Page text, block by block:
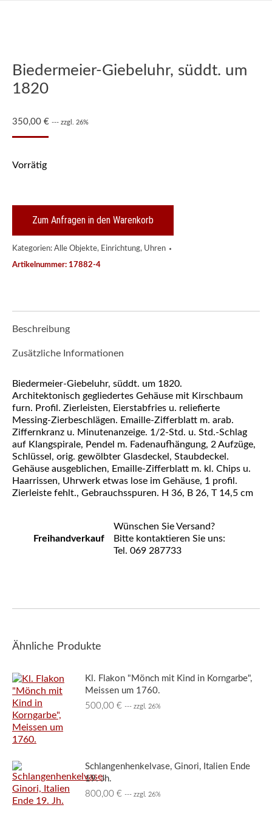
Biedermeier-Giebeluhr, süddt. um
1820
350,00 € --- zzgl. 26%
Vorrätig
Zum Anfragen in den Warenkorb
Kategorien: Alle Objekte, Einrichtung, Uhren
Artikelnummer: 17882-4
Beschreibung
Zusätzliche Informationen
Biedermeier-Giebeluhr, süddt. um 1820.
Architektonisch gegliedertes Gehäuse mit Kirschbaum
furn. Profil. Zierleisten, Eierstabfries u. reliefierte
Messing-Zierbeschlägen. Emaille-Zifferblatt m. arab.
Ziffernkranz u. Minutenanzeige. 1/2-Std. u. Std.-Schlag
auf Klangspirale, Pendel m. Fadenaufhängung, 2 Aufzüge,
Schlüssel, orig. gewölbter Glasdeckel, Staubdeckel.
Gehäuse ausgeblichen, Emaille-Zifferblatt m. kl. Chips u.
Haarrissen, Uhrwerk etwas lose im Gehäuse, 1 profil.
Zierleiste fehlt., Gebrauchsspuren. H 36, B 26, T 14,5 cm
Freihandverkauf
Wünschen Sie Versand?
Bitte kontaktieren Sie uns:
Tel. 069 287733
Ähnliche Produkte
Kl. Flakon "Mönch mit Kind in Korngarbe",
Meissen um 1760.
500,00 € --- zzgl. 26%
Schlangenhenkelvase, Ginori, Italien Ende
19. Jh.
800,00 € --- zzgl. 26%